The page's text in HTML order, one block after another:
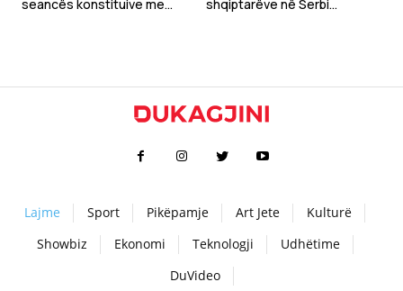
seancës konstituive me
shqiptarëve në Serbi
Lajme Sport Pikëpamje Art Jete
Kulturë
Showbiz
Ekonomi Teknologji
Udhëtime
DuVideo